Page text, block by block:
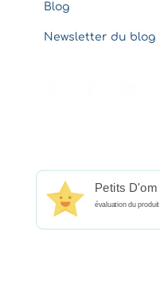
Blog
Newsletter du blog
Petits D'om
évaluation du produit